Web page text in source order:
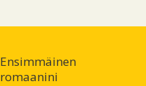
Ensimmäinen
romaanini